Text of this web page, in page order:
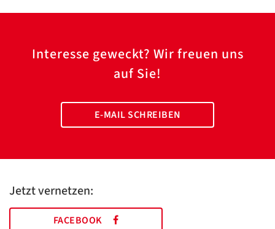
Interesse geweckt? Wir freuen uns
auf Sie!
E-MAIL SCHREIBEN
Jetzt vernetzen:
FACEBOOK